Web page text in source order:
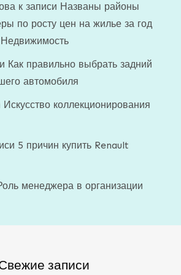
к записи Названы районы
по росту цен на жилье за год
Как правильно выбрать задний
автомобиля
Искусство коллекционирования
5 причин купить Renault
менеджера в организации
записи